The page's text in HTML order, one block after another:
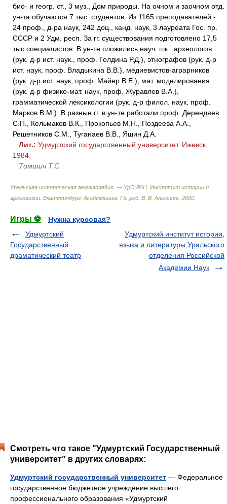
био- и геогр. ст., 3 муз., Дом природы. На очном и заочном отд.
ун-та обучаются 7 тыс. студентов. Из 1165 преподавателей -
24 проф., д-ра наук, 242 доц., канд. наук, 3 лауреата Гос. пр.
СССР и 2 Удм. респ. За гг. существования подготовлено 17,5
тыс.специалистов. В ун-те сложились науч. шк.: археологов
(рук. д-р ист. наук., проф. Голдина Р.Д.), этнографов (рук. д-р
ист. наук, проф. Владыкина В.В.), медиевистов-аграрников
(рук. д-р ист. наук, проф. Майер В.Е.), мат. моделирования
(рук. д-р физико-мат. наук, проф. Журавлев В.А.),
грамматической лексикологии (рук. д-р филол. наук, проф.
Марков В.М.). В разные гг. в ун-те работали проф. Дерендяев
С.П., Кельмаков В.К., Прокопьев М.Н., Поздеева А.А.,
Решетников С.М., Туганаев В.В., Яшин Д.А.
Лит.: Удмуртский государственный университет. Ижевск,
1984.
Томшич Т.С.
Уральская историческая энциклопедия. — УрО РАН, Институт истории и
археологии. Екатеринбург: Академкнига Гл. ред. В. В. Алексеев 2000
Игры ⚽
Нужна курсовая?
Удмуртский
Государственный
драматический театр
Удмуртский институт истории,
языка и литературы Уральского
отделения Российской
Академии Наук
Смотреть что такое "Удмуртский Государственный
университет" в других словарях:
Удмуртский государственный университет — Федеральное
государственное бюджетное учреждение высшего
профессионального образования «Удмуртский